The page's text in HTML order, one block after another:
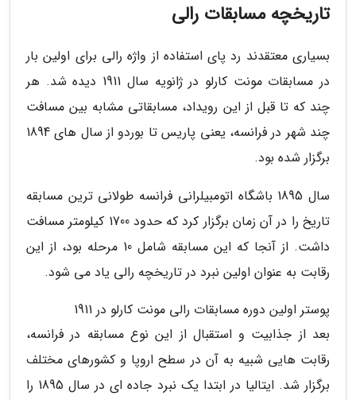
تاریخچه مسابقات رالی
بسیاری معتقدند رد پای استفاده از واژه رالی برای اولین بار
در مسابقات مونت کارلو در ژانویه سال 1911 دیده شد. هر
چند که تا قبل از این رویداد، مسابقاتی مشابه بین مسافت
چند شهر در فرانسه، یعنی پاریس تا بوردو از سال های 1894
برگزار شده بود.
سال 1895 باشگاه اتومبیلرانی فرانسه طولانی ترین مسابقه
تاریخ را در آن زمان برگزار کرد که حدود 1700 کیلومتر مسافت
داشت. از آنجا که این مسابقه شامل 10 مرحله بود، از این
رقابت به عنوان اولین نبرد در تاریخچه رالی یاد می شود.
پوستر اولین دوره مسابقات رالی مونت کارلو در 1911
بعد از جذابیت و استقبال از این نوع مسابقه در فرانسه،
رقابت هایی شبیه به آن در سطح اروپا و کشورهای مختلف
برگزار شد. ایتالیا در ابتدا یک نبرد جاده ای در سال 1895 را